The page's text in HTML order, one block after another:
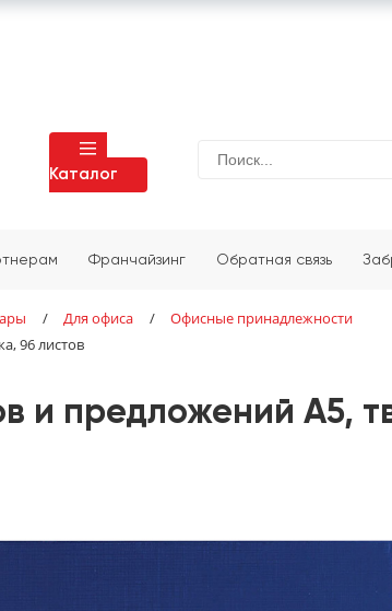
Каталог
Франчайзинг Обратная связь
/ Для офиса /
Офисные принадлежности
96 листов
и предложений А5,